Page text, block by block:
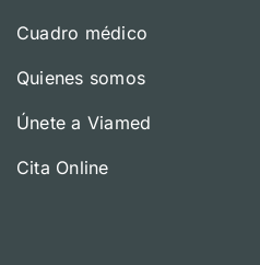
Cuadro médico
Quienes somos
Únete a Viamed
Cita Online